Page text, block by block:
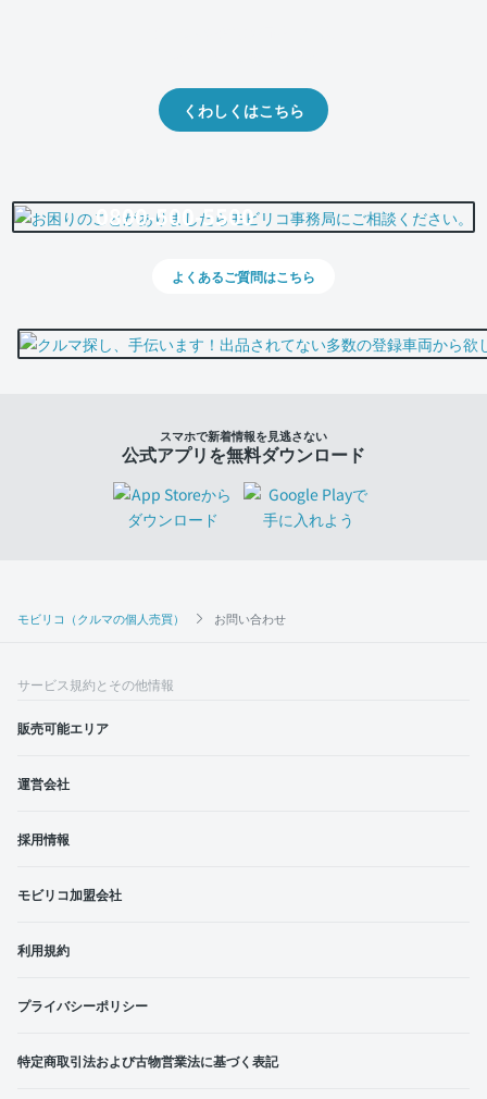
モビリコ（クルマの個人売買） お問い合わせ
くわしくはこちら
0800-500-5500
よくあるご質問はこちら
スマホで新着情報を見逃さない
公式アプリを無料ダウンロード
サービス規約とその他情報
販売可能エリア
運営会社
採用情報
モビリコ加盟会社
利用規約
プライバシーポリシー
特定商取引法および古物営業法に基づく表記